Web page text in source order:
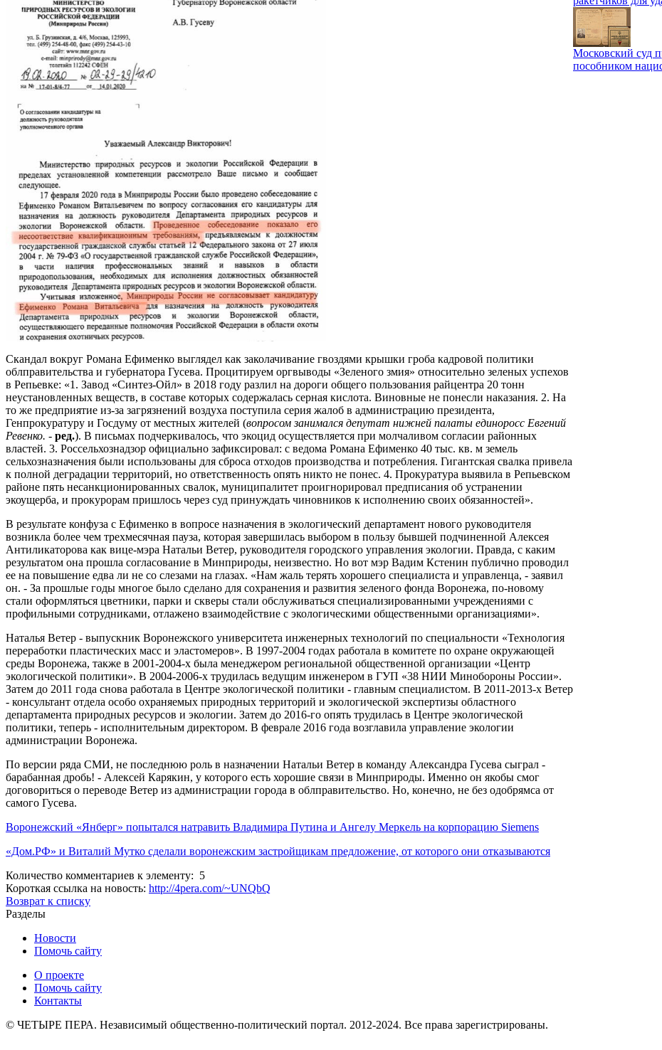
Скандал вокруг Романа Ефименко выглядел как заколачивание гвоздями крышки гроба кадровой политики
облправительства и губернатора Гусева. Процитируем оргвыводы «Зеленого змия» относительно зеленых успехов
в Репьевке: «1. Завод «Синтез-Ойл» в 2018 году разлил на дороги общего пользования райцентра 20 тонн
неустановленных веществ, в составе которых содержалась серная кислота. Виновные не понесли наказания. 2. На
то же предприятие из-за загрязнений воздуха поступила серия жалоб в администрацию президента,
Генпрокуратуру и Госдуму от местных жителей (вопросом занимался депутат нижней палаты единоросс Евгений
Ревенко. - ред.). В письмах подчеркивалось, что экоцид осуществляется при молчаливом согласии районных
властей. 3. Россельхознадзор официально зафиксировал: с ведома Романа Ефименко 40 тыс. кв. м земель
сельхозназначения были использованы для сброса отходов производства и потребления. Гигантская свалка привела
к полной деградации территорий, но ответственность опять никто не понес. 4. Прокуратура выявила в Репьевском
районе пять несанкционированных свалок, муниципалитет проигнорировал предписания об устранении
экоущерба, и прокурорам пришлось через суд принуждать чиновников к исполнению своих обязанностей».
В результате конфуза с Ефименко в вопросе назначения в экологический департамент нового руководителя
возникла более чем трехмесячная пауза, которая завершилась выбором в пользу бывшей подчиненной Алексея
Антиликаторова как вице-мэра Натальи Ветер, руководителя городского управления экологии. Правда, с каким
результатом она прошла согласование в Минприроды, неизвестно. Но вот мэр Вадим Кстенин публично проводил
ее на повышение едва ли не со слезами на глазах. «Нам жаль терять хорошего специалиста и управленца, - заявил
он. - За прошлые годы многое было сделано для сохранения и развития зеленого фонда Воронежа, по-новому
стали оформляться цветники, парки и скверы стали обслуживаться специализированными учреждениями с
профильными сотрудниками, отлажено взаимодействие с экологическими общественными организациями».
Наталья Ветер - выпускник Воронежского университета инженерных технологий по специальности «Технология
переработки пластических масс и эластомеров». В 1997-2004 годах работала в комитете по охране окружающей
среды Воронежа, также в 2001-2004-х была менеджером региональной общественной организации «Центр
экологической политики». В 2004-2006-х трудилась ведущим инженером в ГУП «38 НИИ Минобороны России».
Затем до 2011 года снова работала в Центре экологической политики - главным специалистом. В 2011-2013-х Ветер
- консультант отдела особо охраняемых природных территорий и экологической экспертизы областного
департамента природных ресурсов и экологии. Затем до 2016-го опять трудилась в Центре экологической
политики, теперь - исполнительным директором. В феврале 2016 года возглавила управление экологии
администрации Воронежа.
По версии ряда СМИ, не последнюю роль в назначении Натальи Ветер в команду Александра Гусева сыграл -
барабанная дробь! - Алексей Карякин, у которого есть хорошие связи в Минприроды. Именно он якобы смог
договориться о переводе Ветер из администрации города в облправительство. Но, конечно, не без одобрямса от
самого Гусева.
Воронежский «Янберг» попытался натравить Владимира Путина и Ангелу Меркель на корпорацию Siemens
«Дом.РФ» и Виталий Мутко сделали воронежским застройщикам предложение, от которого они отказываются
Количество комментариев к элементу: 5
Короткая ссылка на новость: http://4pera.com/~UNQbQ
Возврат к списку
Московский суд
пособником
Разделы
Новости
Помочь сайту
О проекте
Помочь сайту
Контакты
© ЧЕТЫРЕ ПЕРА. Независимый общественно-политический портал. 2012-2024. Все права зарегистрированы.